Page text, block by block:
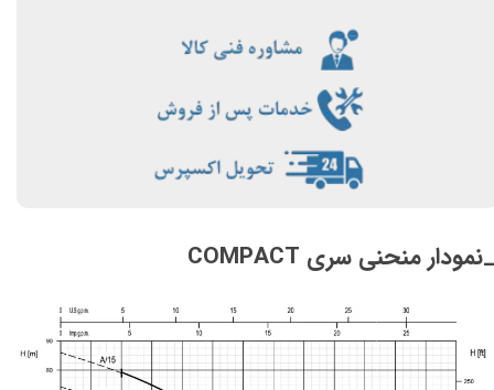
_نمودار منحنی سری COMPACT